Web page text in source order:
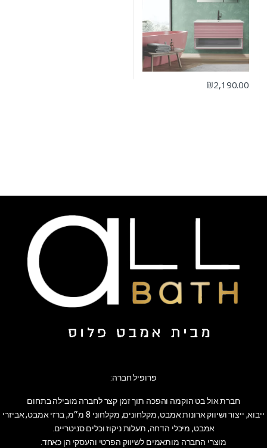
₪2,190.00
פרופיל חברה:
חברת אול בט הוקמה והפכה תוך זמן קצר לחברה מובילה בתחום
ייבוא, ייצור ושיווק ארונות אמבט, מקלחונים, מקלחוני 8 מ״מ, ברזי אמבט, אביזרי
אמבט, מיכלי הדחה, תעלות ניקוז וכלים סניטריים.
מוצרי החברה מותאמים לשיווק הפרטי והעסקי הן כאחד.